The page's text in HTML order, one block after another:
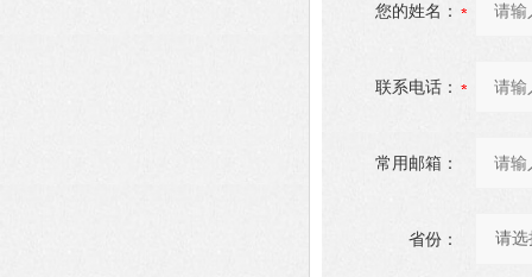
您的姓名：
联系电话：
常用邮箱：
省份：